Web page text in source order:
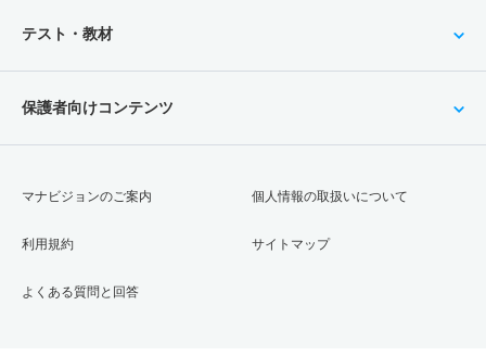
テスト・教材
保護者向けコンテンツ
マナビジョンのご案内
利用規約
よくある質問と回答
個人情報の取扱いについて
サイトマップ